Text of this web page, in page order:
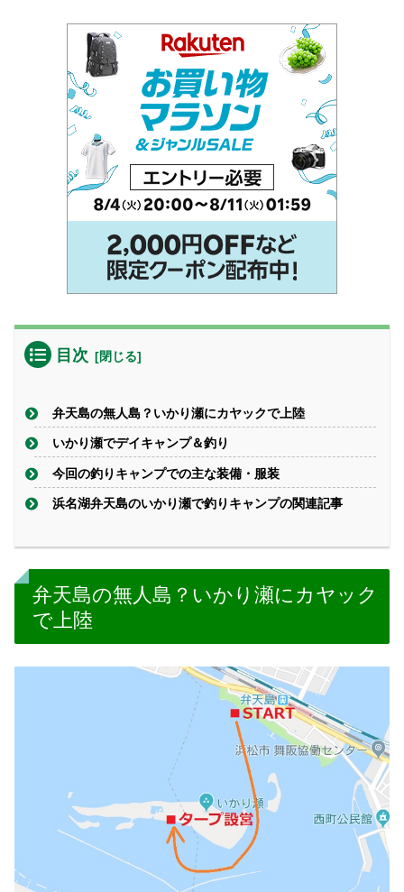
目次
弁天島の無人島？いかり瀬にカヤックで上陸
いかり瀬でデイキャンプ＆釣り
今回の釣りキャンプでの主な装備・服装
浜名湖弁天島のいかり瀬で釣りキャンプの関連記事
弁天島の無人島？いかり瀬にカヤック
で上陸